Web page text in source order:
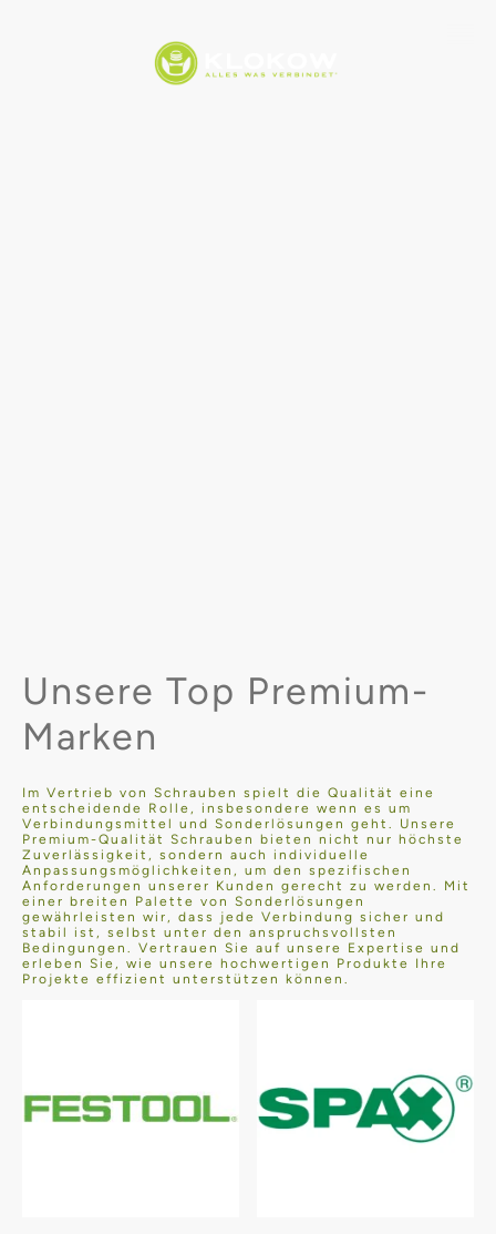
Unsere Top Premium-
Marken
Im Vertrieb von Schrauben spielt die Qualität eine
entscheidende Rolle, insbesondere wenn es um
Verbindungsmittel und Sonderlösungen geht. Unsere
Premium-Qualität Schrauben bieten nicht nur höchste
Zuverlässigkeit, sondern auch individuelle
Anpassungsmöglichkeiten, um den spezifischen
Anforderungen unserer Kunden gerecht zu werden. Mit
einer breiten Palette von Sonderlösungen
gewährleisten wir, dass jede Verbindung sicher und
stabil ist, selbst unter den anspruchsvollsten
Bedingungen. Vertrauen Sie auf unsere Expertise und
erleben Sie, wie unsere hochwertigen Produkte Ihre
Projekte effizient unterstützen können.